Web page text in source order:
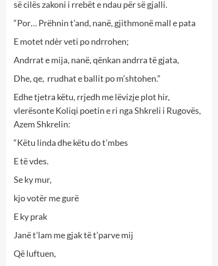
së cilës zakoni i rrebët e ndau për së gjalli.
“Por… Prëhnin t’and, nanë, gjithmonë mall e pata
E motet ndèr veti po ndrrohen;
Andrrat e mija, nanë, qënkan andrra të gjata,
Dhe, qe, rrudhat e ballit po m’shtohen.”
Edhe tjetra këtu, rrjedh me lëvizje plot hir,
vlerësonte Koliqi poetin e ri nga Shkreli i Rugovës,
Azem Shkrelin:
“Këtu linda dhe këtu do t’mbes
E të vdes.
Se ky mur,
kjo votër me gurë
E ky prak
Janë t’lam me gjak të t’parve mij
Që luftuen,